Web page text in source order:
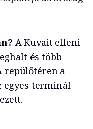
A Kuvait elleni
és több
repülőtéren a
egyes terminál